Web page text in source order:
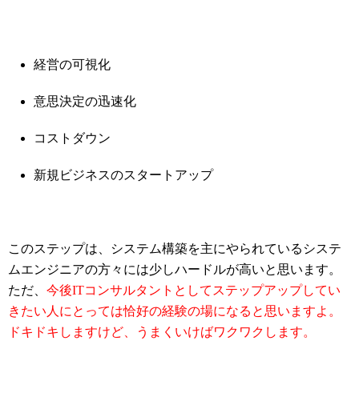
経営の可視化
意思決定の迅速化
コストダウン
新規ビジネスのスタートアップ
このステップは、システム構築を主にやられているシステ
ムエンジニアの方々には少しハードルが高いと思います。
ただ、 今後ITコンサルタントとしてステップアップしてい
きたい人にとっては恰好の経験の場になると思いますよ。
ドキドキしますけど、うまくいけばワクワクします。